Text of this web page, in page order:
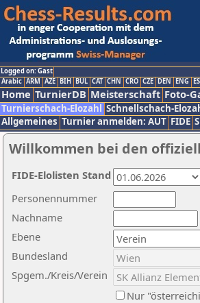
Logged on: Gast
Arabic ARM AZE BIH BUL CAT CHN CRO CZE DEN ENG
Home TurnierDB Meisterschaft Foto-
Turnierschach-Elozahl Schnellschach-
Allgemeines Turnier anmelden: AUT FIDE
Willkommen bei den
Nachname
Ebene
Personennummer
Bundesland
Spgem./Kreis/Verein
Nur
FIDE-Elolisten Stand